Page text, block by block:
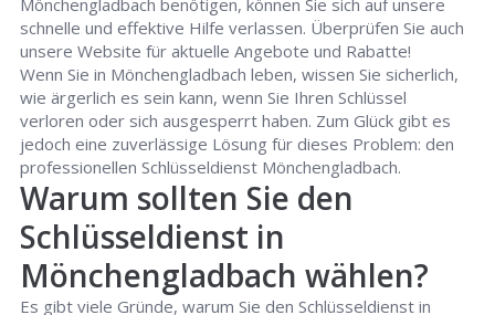
Mönchengladbach benötigen, können Sie sich auf unsere
schnelle und effektive Hilfe verlassen. Überprüfen Sie auch
unsere Website für aktuelle Angebote und Rabatte!
Wenn Sie in Mönchengladbach leben, wissen Sie sicherlich,
wie ärgerlich es sein kann, wenn Sie Ihren Schlüssel
verloren oder sich ausgesperrt haben. Zum Glück gibt es
jedoch eine zuverlässige Lösung für dieses Problem: den
professionellen Schlüsseldienst Mönchengladbach.
Warum sollten Sie den
Schlüsseldienst in
Mönchengladbach wählen?
Es gibt viele Gründe, warum Sie den Schlüsseldienst in